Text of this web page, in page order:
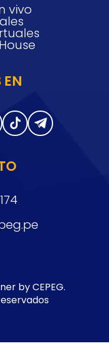
vivo
by CEPEG.